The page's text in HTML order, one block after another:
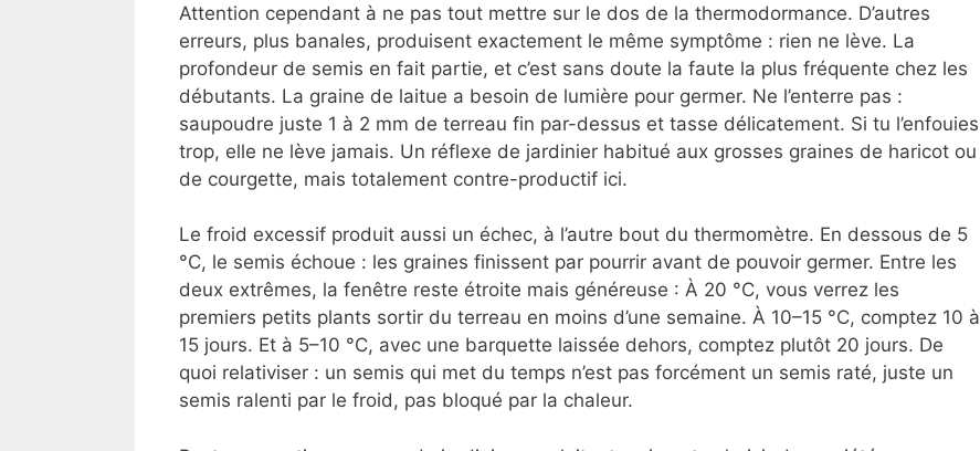
Attention cependant à ne pas tout mettre sur le dos de la thermodormance. D’autres
erreurs, plus banales, produisent exactement le même symptôme : rien ne lève. La
profondeur de semis en fait partie, et c’est sans doute la faute la plus fréquente chez les
débutants. La graine de laitue a besoin de lumière pour germer. Ne l’enterre pas :
saupoudre juste 1 à 2 mm de terreau fin par-dessus et tasse délicatement. Si tu l’enfouies
trop, elle ne lève jamais. Un réflexe de jardinier habitué aux grosses graines de haricot ou
de courgette, mais totalement contre-productif ici.
Le froid excessif produit aussi un échec, à l’autre bout du thermomètre. En dessous de 5
°C, le semis échoue : les graines finissent par pourrir avant de pouvoir germer. Entre les
deux extrêmes, la fenêtre reste étroite mais généreuse : À 20 °C, vous verrez les
premiers petits plants sortir du terreau en moins d’une semaine. À 10–15 °C, comptez 10 à
15 jours. Et à 5–10 °C, avec une barquette laissée dehors, comptez plutôt 20 jours. De
quoi relativiser : un semis qui met du temps n’est pas forcément un semis raté, juste un
semis ralenti par le froid, pas bloqué par la chaleur.